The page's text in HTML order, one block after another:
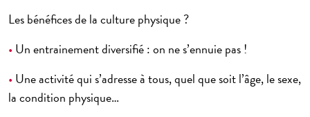
Les bénéfices de la culture physique ?
• Un entrainement diversifié : on ne s’ennuie pas !
• Une activité qui s’adresse à tous, quel que soit l’âge, le sexe,
la condition physique…